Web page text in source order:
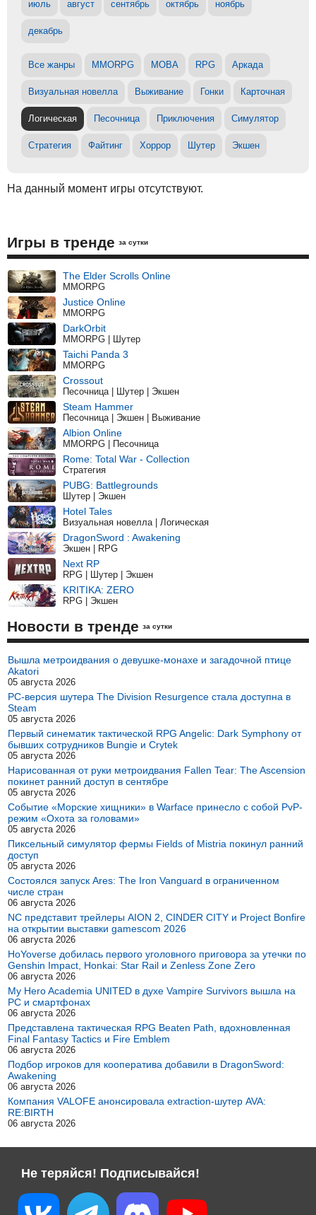
июль август сентябрь октябрь ноябрь
декабрь
Все жанры MMORPG MOBA RPG Аркада
Визуальная новелла Выживание Гонки Карточная
Логическая Песочница Приключения Симулятор
Стратегия Файтинг Хоррор Шутер Экшен
На данный момент игры отсутствуют.
Игры в тренде за сутки
The Elder Scrolls Online
MMORPG
Justice Online
MMORPG
DarkOrbit
MMORPG | Шутер
Taichi Panda 3
MMORPG
Crossout
Песочница | Шутер | Экшен
Steam Hammer
Песочница | Экшен | Выживание
Albion Online
MMORPG | Песочница
Rome: Total War - Collection
Стратегия
PUBG: Battlegrounds
Шутер | Экшен
Hotel Tales
Визуальная новелла | Логическая
DragonSword : Awakening
Экшен | RPG
Next RP
RPG | Шутер | Экшен
KRITIKA: ZERO
RPG | Экшен
Новости в тренде за сутки
Вышла метроидвания о девушке-монахе и загадочной птице
Akatori
05 августа 2026
PC-версия шутера The Division Resurgence стала доступна в
Steam
05 августа 2026
Первый синематик тактической RPG Angelic: Dark Symphony от
бывших сотрудников Bungie и Crytek
05 августа 2026
Нарисованная от руки метроидвания Fallen Tear: The Ascension
покинет ранний доступ в сентябре
05 августа 2026
Событие «Морские хищники» в Warface принесло с собой PvP-
режим «Охота за головами»
05 августа 2026
Пиксельный симулятор фермы Fields of Mistria покинул ранний
доступ
05 августа 2026
Состоялся запуск Ares: The Iron Vanguard в ограниченном
числе стран
06 августа 2026
NC представит трейлеры AION 2, CINDER CITY и Project Bonfire
на открытии выставки gamescom 2026
06 августа 2026
HoYoverse добилась первого уголовного приговора за утечки по
Genshin Impact, Honkai: Star Rail и Zenless Zone Zero
06 августа 2026
My Hero Academia UNITED в духе Vampire Survivors вышла на
PC и смартфонах
06 августа 2026
Представлена тактическая RPG Beaten Path, вдохновленная
Final Fantasy Tactics и Fire Emblem
06 августа 2026
Подбор игроков для кооператива добавили в DragonSword:
Awakening
06 августа 2026
Компания VALOFE анонсировала extraction-шутер AVA:
RE:BIRTH
06 августа 2026
Не теряйся! Подписывайся!